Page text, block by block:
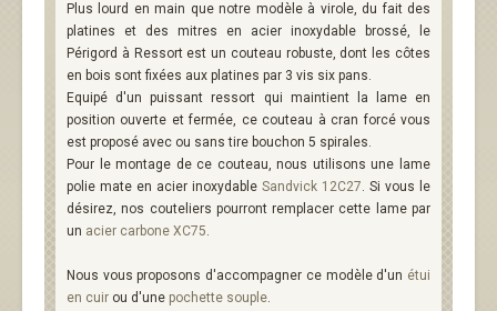
Plus lourd en main que notre modèle à virole, du fait des
platines et des mitres en acier inoxydable brossé, le
Périgord à Ressort est un couteau robuste, dont les côtes
en bois sont fixées aux platines par 3 vis six pans.
Equipé d'un puissant ressort qui maintient la lame en
position ouverte et fermée, ce couteau à cran forcé vous
est proposé avec ou sans tire bouchon 5 spirales.
Pour le montage de ce couteau, nous utilisons une lame
polie mate en acier inoxydable Sandvick 12C27. Si vous le
désirez, nos couteliers pourront remplacer cette lame par
un acier carbone XC75.
Nous vous proposons d'accompagner ce modèle d'un étui
en cuir ou d'une pochette souple.